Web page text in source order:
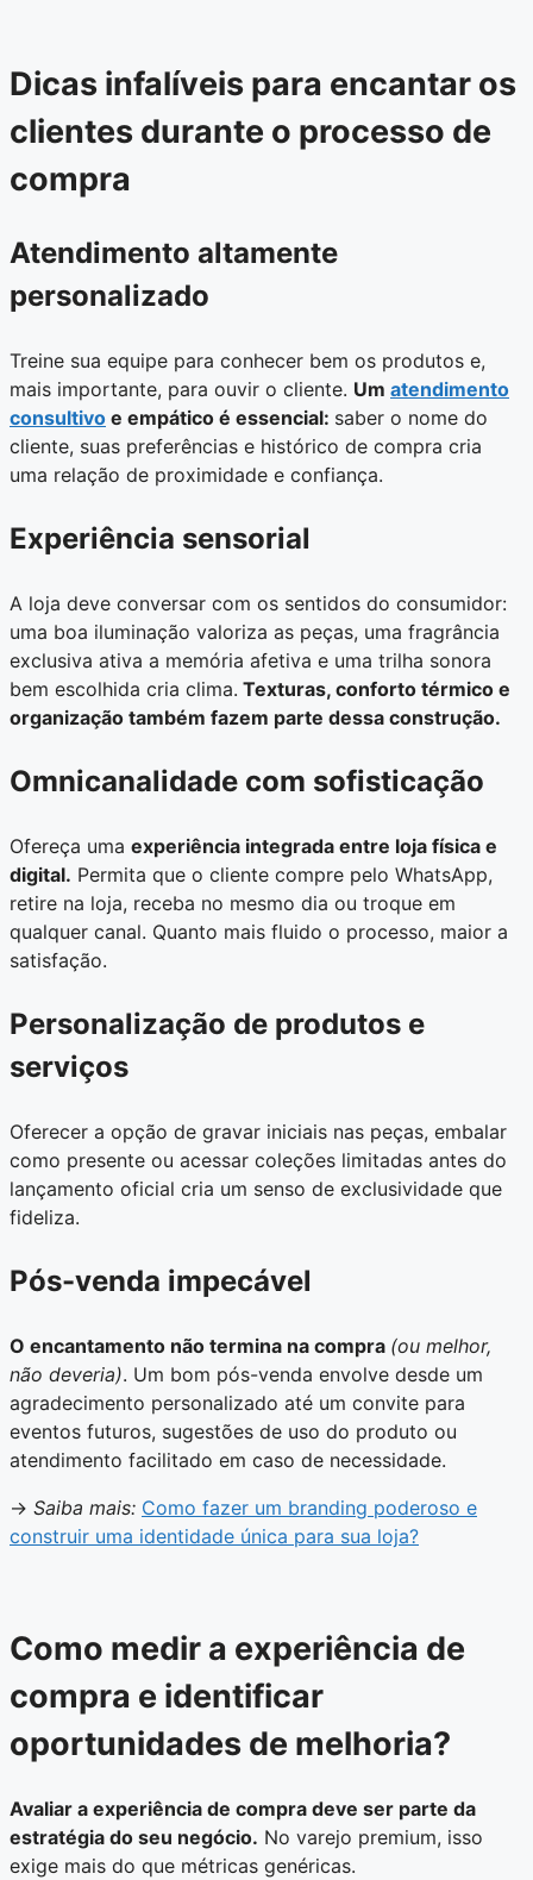
Dicas infalíveis para encantar os
clientes durante o processo de
compra
Atendimento altamente
personalizado
Treine sua equipe para conhecer bem os produtos e,
mais importante, para ouvir o cliente. Um atendimento
consultivo e empático é essencial: saber o nome do
cliente, suas preferências e histórico de compra cria
uma relação de proximidade e confiança.
Experiência sensorial
A loja deve conversar com os sentidos do consumidor:
uma boa iluminação valoriza as peças, uma fragrância
exclusiva ativa a memória afetiva e uma trilha sonora
bem escolhida cria clima. Texturas, conforto térmico e
organização também fazem parte dessa construção.
Omnicanalidade com sofisticação
Ofereça uma experiência integrada entre loja física e
digital. Permita que o cliente compre pelo WhatsApp,
retire na loja, receba no mesmo dia ou troque em
qualquer canal. Quanto mais fluido o processo, maior a
satisfação.
Personalização de produtos e
serviços
Oferecer a opção de gravar iniciais nas peças, embalar
como presente ou acessar coleções limitadas antes do
lançamento oficial cria um senso de exclusividade que
fideliza.
Pós-venda impecável
O encantamento não termina na compra (ou melhor,
não deveria). Um bom pós-venda envolve desde um
agradecimento personalizado até um convite para
eventos futuros, sugestões de uso do produto ou
atendimento facilitado em caso de necessidade.
→ Saiba mais: Como fazer um branding poderoso e
construir uma identidade única para sua loja?
Como medir a experiência de
compra e identificar
oportunidades de melhoria?
Avaliar a experiência de compra deve ser parte da
estratégia do seu negócio. No varejo premium, isso
exige mais do que métricas genéricas.